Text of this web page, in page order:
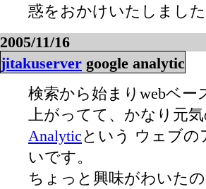
惑をおかけいたしまし
2005/11/16
jitakuserver google analytic
検索から始まりwebベ
上がってて、かなり元
Analyticという ウェブ
いです。
ちょっと興味がわいた